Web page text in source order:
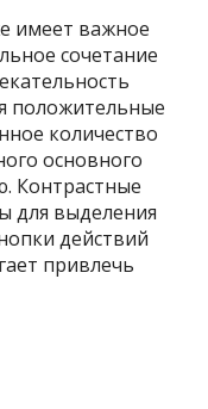
имеет важное
сочетание
положительные
количество
основного
Контрастные
для выделения
действий
привлечь